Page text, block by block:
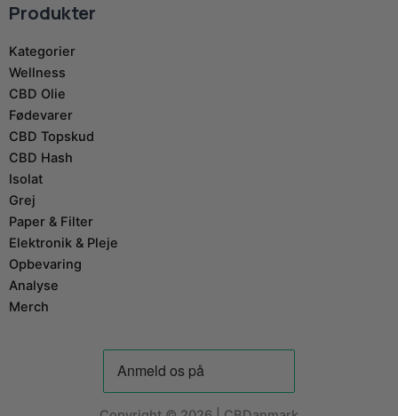
Produkter
Kategorier
Wellness
CBD Olie
Fødevarer
CBD Topskud
CBD Hash
Isolat
Grej
Paper & Filter
Elektronik & Pleje
Opbevaring
Analyse
Merch